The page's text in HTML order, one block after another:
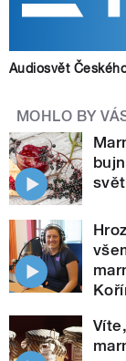
Audiosvět
MOHLO BY